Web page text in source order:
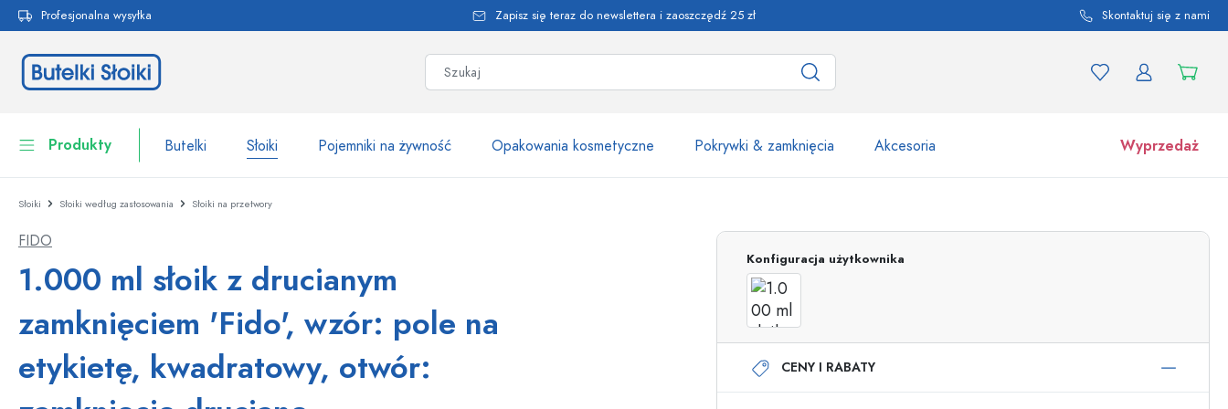
Przejdź do głównej nawigacji
Profesjonalna wysyłka Zapisz się teraz do newslettera i zaoszczędź 25 zł Skontaktuj się z nami
Produkty Butelki Słoiki Pojemniki na żywność Opakowania kosmetyczne Pokrywki & zamknięcia Akcesoria Wyprzedaż
Butelki
Pojemniki na żywność
Naczynia
Opakowania kosmetyczne
Do kategorii Butelki
Butelki według marki
Butelki WECK
Butelki według funkcji
Butelki z pipetą
Dozowniki airless
Butelki roll-on
Słoiki
Słoiki Słoiki według zastosowania Słoiki na przetwory
FIDO
1.000 ml słoik z drucianym
zamknięciem 'Fido', wzór: pole na
etykietę, kwadratowy, otwór:
Konfiguracja użytkownika
CENY I RABATY